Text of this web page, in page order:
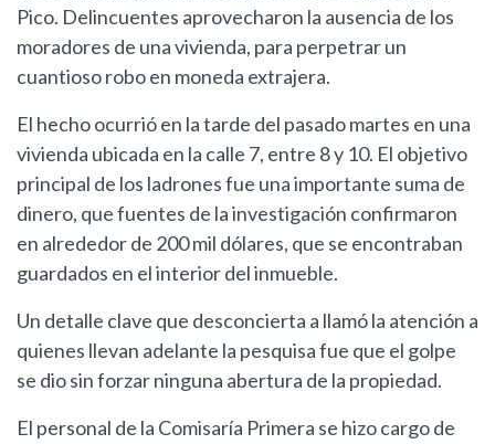
Pico. Delincuentes aprovecharon la ausencia de los
moradores de una vivienda, para perpetrar un
cuantioso robo en moneda extrajera.
El hecho ocurrió en la tarde del pasado martes en una
vivienda ubicada en la calle 7, entre 8 y 10. El objetivo
principal de los ladrones fue una importante suma de
dinero, que fuentes de la investigación confirmaron
en alrededor de 200 mil dólares, que se encontraban
guardados en el interior del inmueble.
Un detalle clave que desconcierta a llamó la atención a
quienes llevan adelante la pesquisa fue que el golpe
se dio sin forzar ninguna abertura de la propiedad.
El personal de la Comisaría Primera se hizo cargo de